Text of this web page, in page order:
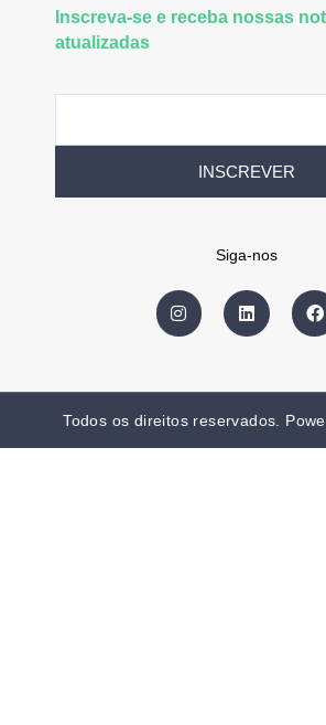
Inscreva-se e receba nossas
atualizadas
INSCREVER
Siga-nos
Todos os direitos reservados.